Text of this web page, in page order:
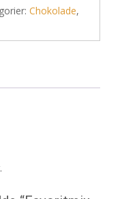
Chokolade,